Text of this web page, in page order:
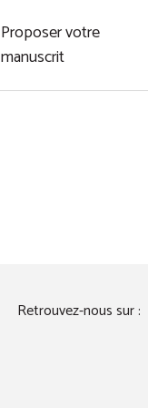
Proposer votre
manuscrit
Retrouvez-nous sur :